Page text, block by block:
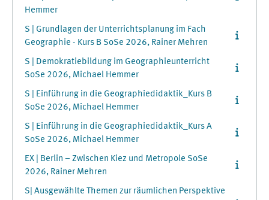
Hemmer
S | Grundlagen der Unterrichtsplanung im Fach
Geographie - Kurs B SoSe 2026, Rainer Mehren
S | Demokratiebildung im Geographieunterricht
SoSe 2026, Michael Hemmer
S | Einführung in die Geographiedidaktik_Kurs B
SoSe 2026, Michael Hemmer
S | Einführung in die Geographiedidaktik_Kurs A
SoSe 2026, Michael Hemmer
EX | Berlin – Zwischen Kiez und Metropole SoSe
2026, Rainer Mehren
S| Ausgewählte Themen zur räumlichen Perspektive